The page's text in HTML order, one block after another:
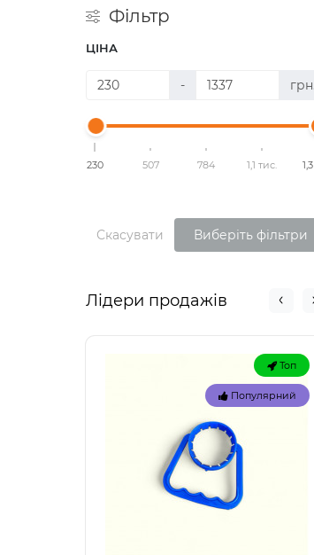
Фільтр
ЦІНА
- грн.
230 507 784 1,1 тис.
Скасувати Виберіть фільтри
Лідери продажів
Топ
Популярний